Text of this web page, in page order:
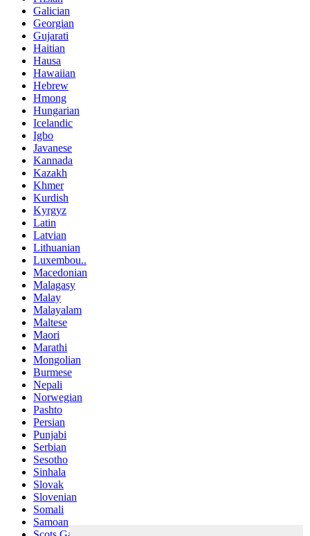
Galician
Georgian
Gujarati
Haitian
Hausa
Hawaiian
Hebrew
Hmong
Hungarian
Icelandic
Igbo
Javanese
Kannada
Kazakh
Khmer
Kurdish
Kyrgyz
Latin
Latvian
Lithuanian
Luxembou..
Macedonian
Malagasy
Malay
Malayalam
Maltese
Maori
Marathi
Mongolian
Burmese
Nepali
Norwegian
Pashto
Persian
Punjabi
Serbian
Sesotho
Sinhala
Slovak
Slovenian
Somali
Samoan